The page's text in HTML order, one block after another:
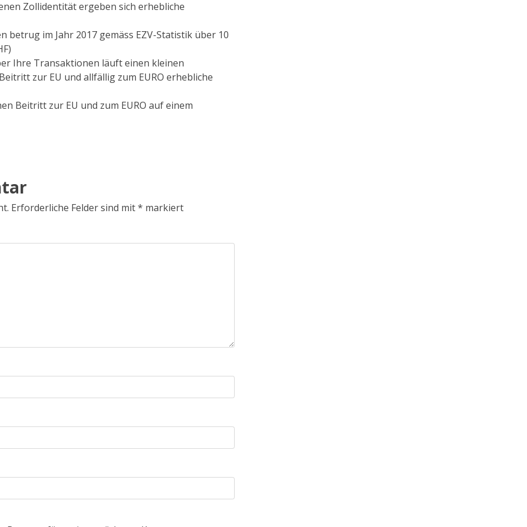
Zollidentität ergeben sich erhebliche
im Jahr 2017 gemäss EZV-Statistik über 10
Ihre Transaktionen läuft einen kleinen
zur EU und allfällig zum EURO erhebliche
Beitritt zur EU und zum EURO auf einem
Erforderliche Felder sind mit* markiert